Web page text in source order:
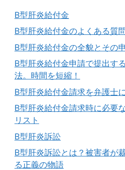
B型肝炎給付金
B型肝炎給付金のよくある質問
B型肝炎給付金の全貌とその
B型肝炎給付金申請で提出す
法。時間を短縮！
B型肝炎給付金請求を弁護士
B型肝炎給付金請求時に必要
リスト
B型肝炎訴訟
B型肝炎訴訟とは？被害者が
る正義の物語